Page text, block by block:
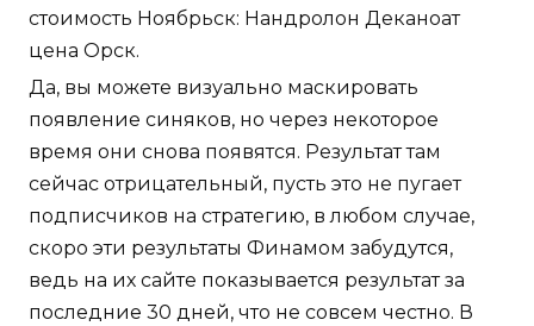
стоимость Ноябрьск: Нандролон Деканоат
цена Орск.
Да, вы можете визуально маскировать
появление синяков, но через некоторое
время они снова появятся. Результат там
сейчас отрицательный, пусть это не пугает
подписчиков на стратегию, в любом случае,
скоро эти результаты Финамом забудутся,
ведь на их сайте показывается результат за
последние 30 дней, что не совсем честно. В